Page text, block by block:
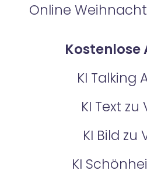
Online
Kostenlose
KI Talking
KI Text zu
KI Bild zu
KI